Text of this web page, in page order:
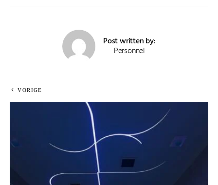
Post written by:
Personnel
VORIGE